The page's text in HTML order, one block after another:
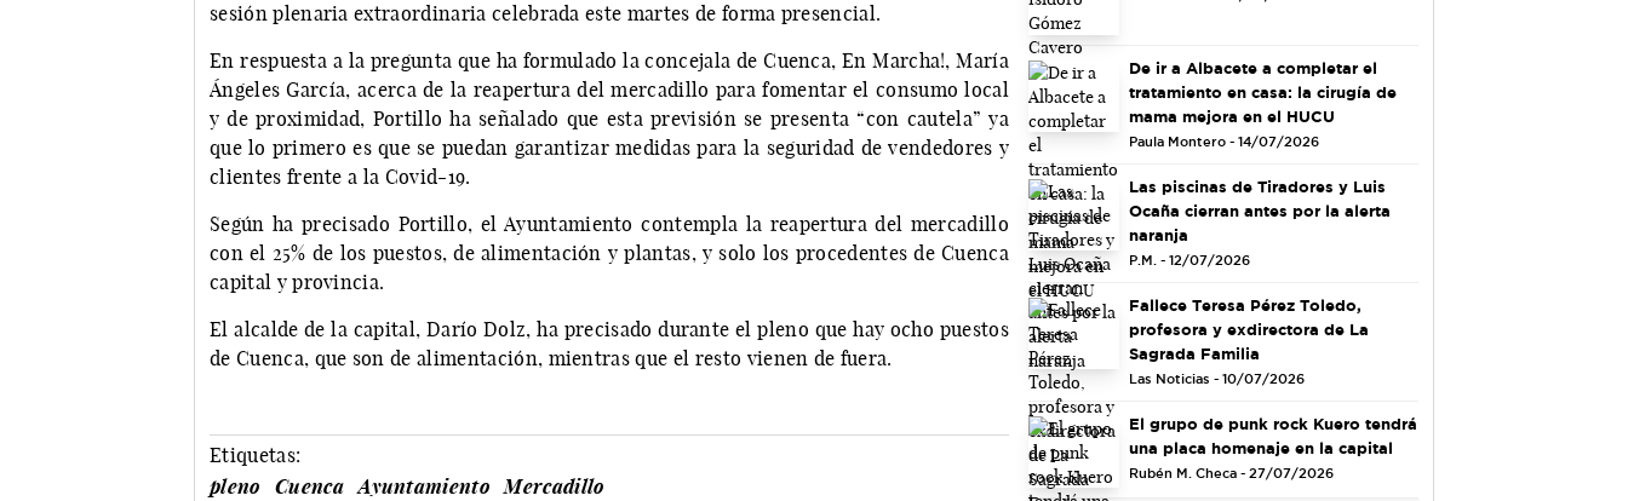
sesión plenaria extraordinaria celebrada este martes de forma presencial.
En respuesta a la pregunta que ha formulado la concejala de Cuenca, En Marcha!, María
Ángeles García, acerca de la reapertura del mercadillo para fomentar el consumo local
y de proximidad, Portillo ha señalado que esta previsión se presenta “con cautela” ya
que lo primero es que se puedan garantizar medidas para la seguridad de vendedores y
clientes frente a la Covid-19.
Según ha precisado Portillo, el Ayuntamiento contempla la reapertura del mercadillo
con el 25% de los puestos, de alimentación y plantas, y solo los procedentes de Cuenca
capital y provincia.
El alcalde de la capital, Darío Dolz, ha precisado durante el pleno que hay ocho puestos
de Cuenca, que son de alimentación, mientras que el resto vienen de fuera.
Etiquetas:
pleno
Cuenca Ayuntamiento Mercadillo
De ir a Albacete a completar el
tratamiento en casa: la cirugía de
mama mejora en el HUCU
Paula Montero - 14/07/2026
Las piscinas de Tiradores y Luis
Ocaña cierran antes por la alerta
naranja
P.M. - 12/07/2026
Fallece Teresa Pérez Toledo,
profesora y exdirectora de La
Sagrada Familia
Las Noticias - 10/07/2026
El grupo de punk rock Kuero tendrá
una placa homenaje en la capital
Rubén M. Checa - 27/07/2026